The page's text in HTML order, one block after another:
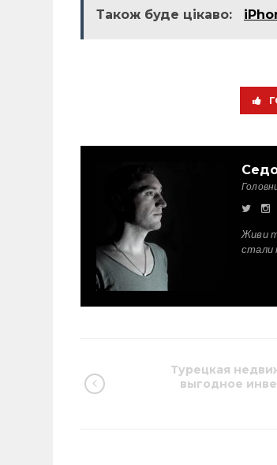
Також буде цікаво:
Живи
стали
Турецкая
выгодное